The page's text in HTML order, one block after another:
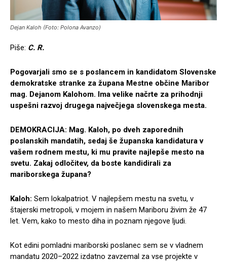
Dejan Kaloh (Foto: Polona Avanzo)
Piše: C. R.
Pogovarjali smo se s poslancem in kandidatom Slovenske
demokratske stranke za župana Mestne občine Maribor
mag. Dejanom Kalohom. Ima velike načrte za prihodnji
uspešni razvoj drugega največjega slovenskega mesta.
DEMOKRACIJA: Mag. Kaloh, po dveh zaporednih
poslanskih mandatih, sedaj še županska kandidatura v
vašem rodnem mestu, ki mu pravite najlepše mesto na
svetu. Zakaj odločitev, da boste kandidirali za
mariborskega župana?
Kaloh: Sem lokalpatriot. V najlepšem mestu na svetu, v
štajerski metropoli, v mojem in našem Mariboru živim že 47
let. Vem, kako to mesto diha in poznam njegove ljudi.
Kot edini pomladni mariborski poslanec sem se v vladnem
mandatu 2020–2022 izdatno zavzemal za vse projekte v